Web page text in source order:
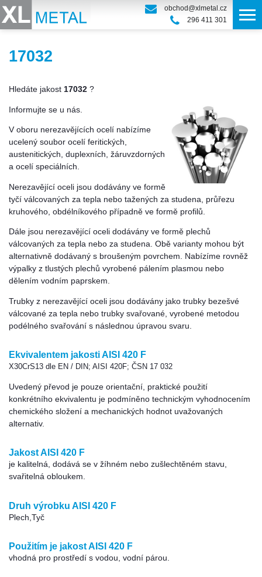
obchod@xlmetal.cz
296 411 301
17032
Hledáte jakost 17032 ?
Informujte se u nás.
V oboru nerezavějících ocelí nabízíme
ucelený soubor ocelí feritických,
austenitických, duplexních, žáruvzdorných
a ocelí speciálních.
Nerezavějící oceli jsou dodávány ve formě
tyčí válcovaných za tepla nebo tažených za studena, průřezu
kruhového, obdélníkového případně ve formě profilů.
Dále jsou nerezavějící oceli dodávány ve formě plechů
válcovaných za tepla nebo za studena. Obě varianty mohou být
alternativně dodávaný s broušeným povrchem. Nabízíme rovněž
výpalky z tlustých plechů vyrobené pálením plasmou nebo
dělením vodním paprskem.
Trubky z nerezavějící oceli jsou dodávány jako trubky bezešvé
válcované za tepla nebo trubky svařované, vyrobené metodou
podélného svařování s následnou úpravou svaru.
Ekvivalentem jakosti AISI 420 F
X30CrS13 dle EN / DIN; AISI 420F; ČSN 17 032
Uvedený převod je pouze orientační, praktické použití
konkrétního ekvivalentu je podmíněno technickým vyhodnocením
chemického složení a mechanických hodnot uvažovaných
alternativ.
Jakost AISI 420 F
je kalitelná, dodává se v žíhném nebo zušlechtěném stavu,
svařitelná obloukem.
Druh výrobku AISI 420 F
Plech,Tyč
Použitím je jakost AISI 420 F
vhodná pro prostředí s vodou, vodní párou.